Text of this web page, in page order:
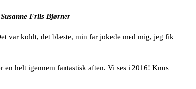
Friis Bjørner
var koldt, det blæste, min far jokede med mig, jeg fik
helt igennem fantastisk aften. Vi ses i 2016! Knus